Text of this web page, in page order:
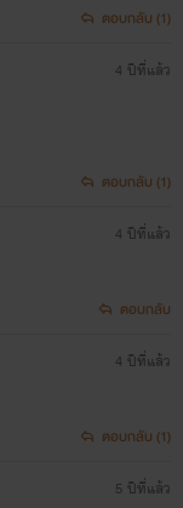
ตอบกลับ (1)
4 ปีที่แล้ว
ตอบกลับ (1)
4 ปีที่แล้ว
ตอบกลับ
4 ปีที่แล้ว
ตอบกลับ (1)
5 ปีที่แล้ว